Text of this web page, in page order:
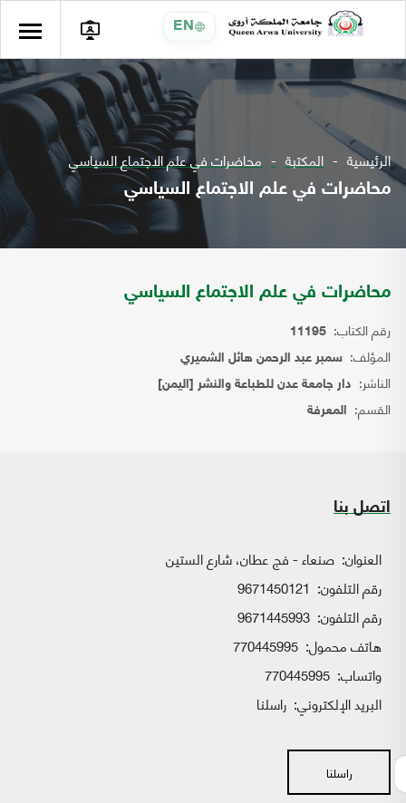
EN
الرئيسية المكتبة محاضرات في علم الاجتماع السياسي
محاضرات في علم الاجتماع السياسي
محاضرات في علم الاجتماع السياسي
رقم الكتاب: 11195
المؤلف: سمبر عبد الرحمن هائل الشميري
الناشر: دار جامعة عدن للطباعة والنشر [اليمن]
القسم: المعرفة
اتصل بنا
العنوان: صنعاء - فج عطان، شارع الستين
رقم التلفون: 9671450121
رقم التلفون: 9671445993
هاتف محمول: 770445995
واتساب:
البريد الإلكتروني: راسلنا
راسلنا